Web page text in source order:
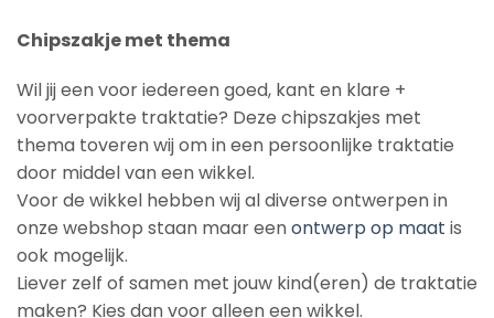
Chipszakje met thema
Wil jij een voor iedereen goed, kant en klare +
voorverpakte traktatie? Deze chipszakjes met
thema toveren wij om in een persoonlijke traktatie
door middel van een wikkel.
Voor de wikkel hebben wij al diverse ontwerpen in
onze webshop staan maar eenontwerp op maat is
ook mogelijk.
Liever zelf of samen met jouw kind(eren) de traktatie
maken? Kies dan voor alleen een wikkel.